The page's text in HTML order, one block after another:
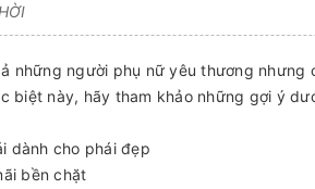
những người phụ nữ yêu thương nhưng
biệt này, hãy tham khảo những gợi ý
dành cho phái đẹp
bền chặt